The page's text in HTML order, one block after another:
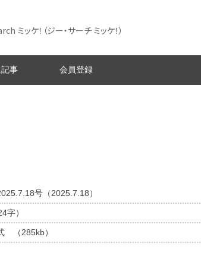
ミッケ！ （ジー・サーチ ミッケ！）
事 会員登録
号（2025.7.18）
字）
（285kb）